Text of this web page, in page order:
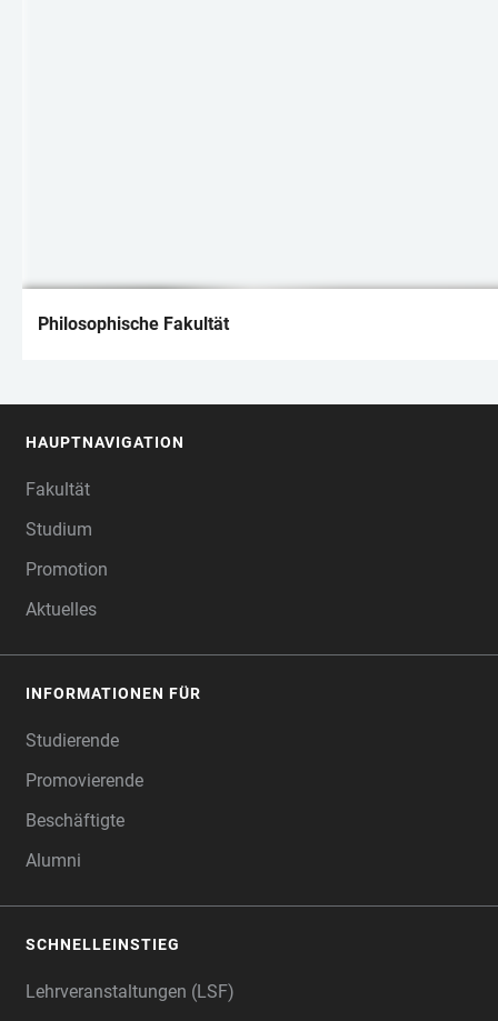
Philosophische Fakultät
HAUPTNAVIGATION
Fakultät
Studium
Promotion
Aktuelles
INFORMATIONEN FÜR
Studierende
Promovierende
Beschäftigte
Alumni
SCHNELLEINSTIEG
Lehrveranstaltungen (LSF)